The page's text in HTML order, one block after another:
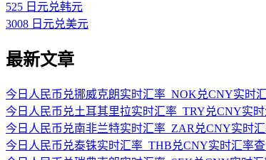
525 日元兑韩元
3008 日元兑美元
最新文章
今日人民币兑挪威克朗实时汇率_NOK兑CNY实时
今日人民币兑土耳其里拉实时汇率_TRY兑CNY实时
今日人民币兑南非兰特实时汇率_ZAR兑CNY实时汇
今日人民币兑泰铢实时汇率_THB兑CNY实时汇率查